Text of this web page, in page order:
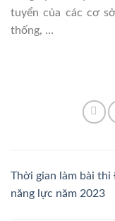
tuyển của các cơ
thống, …
Thời gian làm bài thi
năng lực năm 2023